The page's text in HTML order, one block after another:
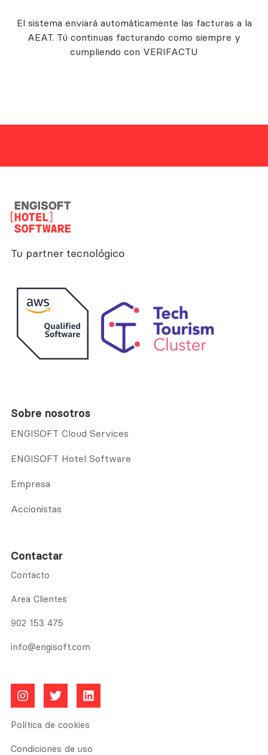
El sistema enviará automáticamente las facturas a la
AEAT. Tú continuas facturando como siempre y
cumpliendo con VERIFACTU
Tu partner tecnológico
Sobre nosotros
ENGISOFT Cloud Services
ENGISOFT Hotel Software
Empresa
Accionistas
Contactar
Contacto
Area Clientes
902 153 475
info@engisoft.com
Política de cookies
Condiciones de uso